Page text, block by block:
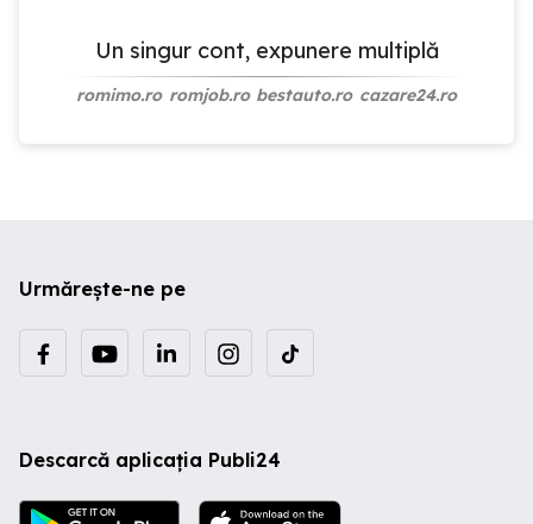
Un singur cont, expunere multiplă
romimo.ro romjob.ro bestauto.ro cazare24.ro
Urmărește-ne pe
Descarcă aplicația Publi24